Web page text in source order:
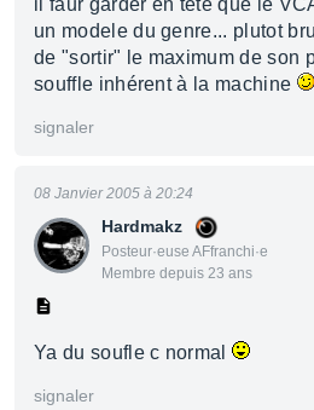
il faur garder en tete que le
un modele du genre... plutot
de "sortir" le maximum de son
souffle inhérent à la machine
signaler
Hardmakz
Posteur·euse AFfranchi·e
Membre depuis 23 ans
08 Janvier 2005 à 20:24
Ya du soufle c normal
signaler